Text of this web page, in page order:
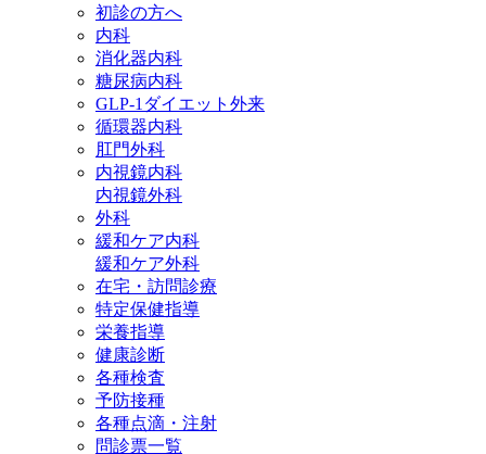
初診の方へ
内科
消化器内科
糖尿病内科
GLP‐1ダイエット外来
循環器内科
肛門外科
内視鏡内科
内視鏡外科
外科
緩和ケア内科
緩和ケア外科
在宅・訪問診療
特定保健指導
栄養指導
健康診断
各種検査
予防接種
各種点滴・注射
問診票一覧